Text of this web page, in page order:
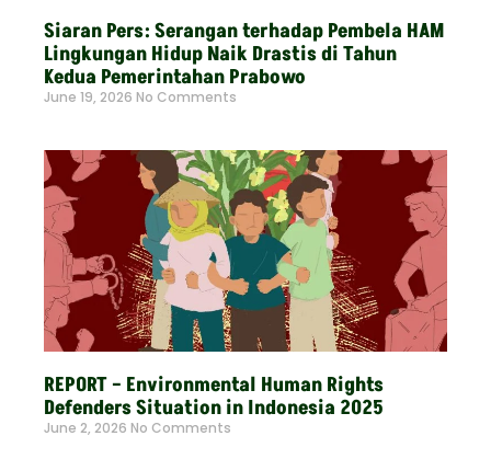
Siaran Pers: Serangan terhadap Pembela HAM
Lingkungan Hidup Naik Drastis di Tahun
Kedua Pemerintahan Prabowo
June 19, 2026 No Comments
REPORT – Environmental Human Rights
Defenders Situation in Indonesia 2025
June 2, 2026 No Comments